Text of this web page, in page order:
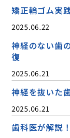
矯正輪ゴム実
2025.06.22
神経のない歯
復
2025.06.21
神経を抜いた
2025.06.21
歯科医が解説